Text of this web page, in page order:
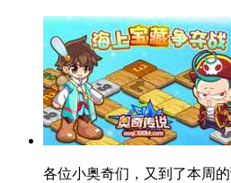
各位小奥奇们，又到了本周